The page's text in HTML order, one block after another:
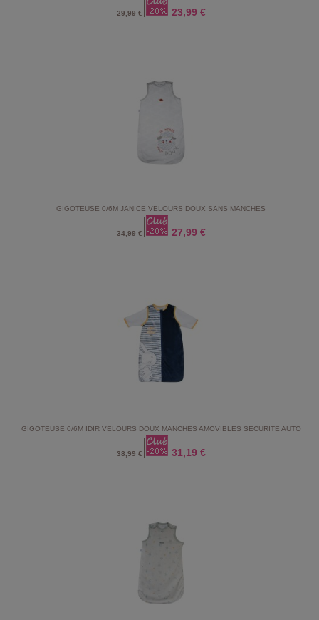
29,99 € 23,99 €
GIGOTEUSE 0/6M JANICE VELOURS DOUX SANS MANCHES
34,99 € 27,99 €
GIGOTEUSE 0/6M IDIR VELOURS DOUX MANCHES AMOVIBLES SECURITE AUTO
38,99 € 31,19 €